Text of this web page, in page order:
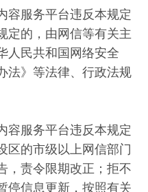
容服务平台违反本规定
定的，由网信等有关主
人民共和国网络安全
法》等法律、行政法规
容服务平台违反本规定
区的市级以上网信部门
，责令限期改正；拒不
停信息更新，按照有关